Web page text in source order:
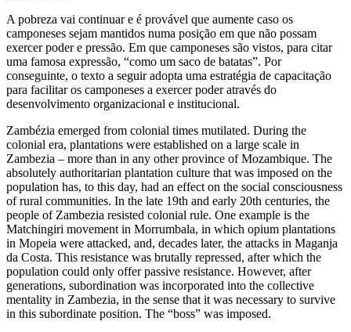
A pobreza vai continuar e é provável que aumente caso os
camponeses sejam mantidos numa posição em que não possam
exercer poder e pressão. Em que camponeses são vistos, para citar
uma famosa expressão, “como um saco de batatas”. Por
conseguinte, o texto a seguir adopta uma estratégia de capacitação
para facilitar os camponeses a exercer poder através do
desenvolvimento organizacional e institucional.
Zambézia emerged from colonial times mutilated. During the
colonial era, plantations were established on a large scale in
Zambezia – more than in any other province of Mozambique. The
absolutely authoritarian plantation culture that was imposed on the
population has, to this day, had an effect on the social consciousness
of rural communities. In the late 19th and early 20th centuries, the
people of Zambezia resisted colonial rule. One example is the
Matchingiri movement in Morrumbala, in which opium plantations
in Mopeia were attacked, and, decades later, the attacks in Maganja
da Costa. This resistance was brutally repressed, after which the
population could only offer passive resistance. However, after
generations, subordination was incorporated into the collective
mentality in Zambezia, in the sense that it was necessary to survive
in this subordinate position. The “boss” was imposed.